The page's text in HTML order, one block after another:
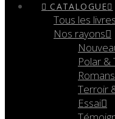
CATALOGUE
Tous les livres
Nos rayons
Polar &
Romans
Terroir
Essai